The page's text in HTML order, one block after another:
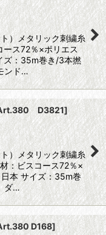
）メタリック刺繍糸
ス72％×ポリエス
ズ：35m巻き/3本撚
ンド…
D3821]
）メタリック刺繍糸
：ビスコース72％×
本 サイズ：35m巻
ダ…
D168]